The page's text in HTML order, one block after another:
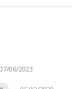
07/06/2023